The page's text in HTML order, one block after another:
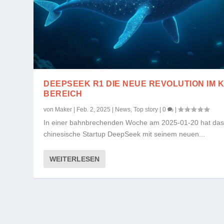
DEEPSEEK R1 DIE NEUE REVOLUTION IM
BEREICH
von Maker Feb. 2, 2025 News,Top story |0 |
In einer bahnbrechenden Woche am 2025-01-20 hat das
chinesische Startup DeepSeek mit seinem neuen...
WEITERLESEN